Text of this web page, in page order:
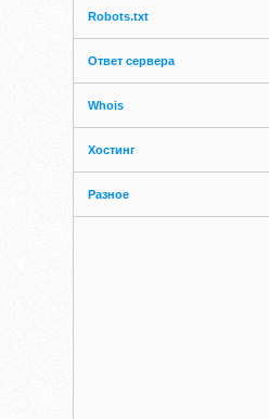
Robots.txt
Ответ сервера
Whois
Хостинг
Разное